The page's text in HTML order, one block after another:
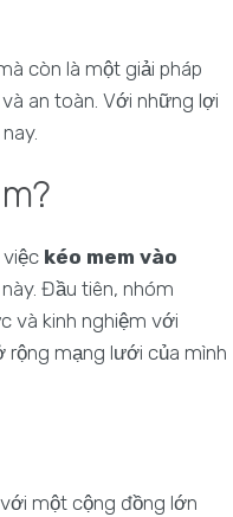
còn là một giải pháp
an toàn. Với những lợi
việc kéo mem vào
Đầu tiên, nhóm
và kinh nghiệm với
rộng mạng lưới của mình
một cộng đồng lớn